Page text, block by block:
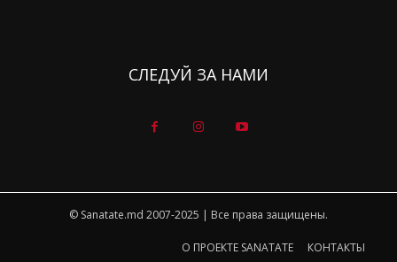
СЛЕДУЙ ЗА НАМИ
© Sanatate.md 2007-2025 | Все права защищены.
О ПРОЕКТЕ SANATATE
КОНТАКТЫ